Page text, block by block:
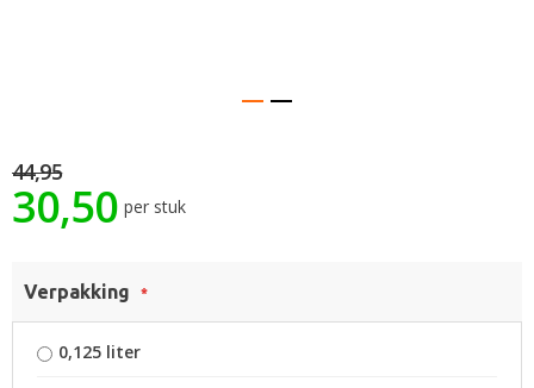
naar
het
begin
afbeeldingen-
gallerij
44,95
30,50 per stuk
Verpakking
0,125 liter